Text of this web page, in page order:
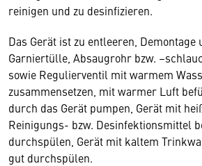
reinigen und zu desinfizieren.
Das Gerät ist zu entleeren, Demontage
Garniertülle, Absaugrohr bzw.
sowie Regulierventil mit warmem
zusammensetzen, mit warmer Luft
durch das Gerät pumpen, Gerät mit
Reinigungs- bzw. Desinfektionsmittel
durchspülen, Gerät mit kaltem
gut durchspülen.